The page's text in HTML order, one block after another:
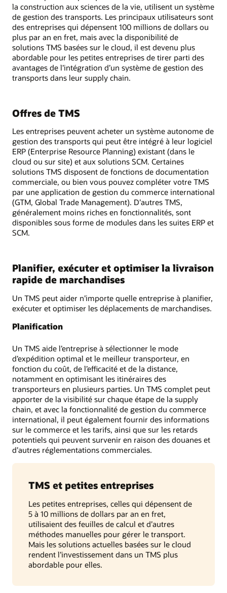
la construction aux sciences de la vie, utilisent un système
de gestion des transports. Les principaux utilisateurs sont
des entreprises qui dépensent 100 millions de dollars ou
plus par an en fret, mais avec la disponibilité de
solutions TMS basées sur le cloud, il est devenu plus
abordable pour les petites entreprises de tirer parti des
avantages de l’intégration d’un système de gestion des
transports dans leur supply chain.
Offres de TMS
Les entreprises peuvent acheter un système autonome de
gestion des transports qui peut être intégré à leur logiciel
ERP (Enterprise Resource Planning) existant (dans le
cloud ou sur site) et aux solutions SCM. Certaines
solutions TMS disposent de fonctions de documentation
commerciale, ou bien vous pouvez compléter votre TMS
par une application de gestion du commerce international
(GTM, Global Trade Management). D’autres TMS,
généralement moins riches en fonctionnalités, sont
disponibles sous forme de modules dans les suites ERP et
SCM.
Planifier, exécuter et optimiser la livraison
rapide de marchandises
Un TMS peut aider n’importe quelle entreprise à planifier,
exécuter et optimiser les déplacements de marchandises.
Planification
Un TMS aide l’entreprise à sélectionner le mode
d’expédition optimal et le meilleur transporteur, en
fonction du coût, de l’efficacité et de la distance,
notamment en optimisant les itinéraires des
transporteurs en plusieurs parties. Un TMS complet peut
apporter de la visibilité sur chaque étape de la supply
chain, et avec la fonctionnalité de gestion du commerce
international, il peut également fournir des informations
sur le commerce et les tarifs, ainsi que sur les retards
potentiels qui peuvent survenir en raison des douanes et
d’autres réglementations commerciales.
TMS et petites entreprises
Les petites entreprises, celles qui dépensent de
5 à 10 millions de dollars par an en fret,
utilisaient des feuilles de calcul et d’autres
méthodes manuelles pour gérer le transport.
Mais les solutions actuelles basées sur le cloud
rendent l’investissement dans un TMS plus
abordable pour elles.